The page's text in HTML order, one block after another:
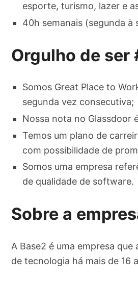
esporte, turismo, lazer e
40h semanais (segunda à
Orgulho de ser
Somos Great Place to
segunda vez consecutiva;
Nossa nota no Glassdoor
Temos um plano de
com possibilidade de
Somos uma empresa
de qualidade de software.
Sobre a
A Base2 é uma empresa que
de tecnologia há mais de 16